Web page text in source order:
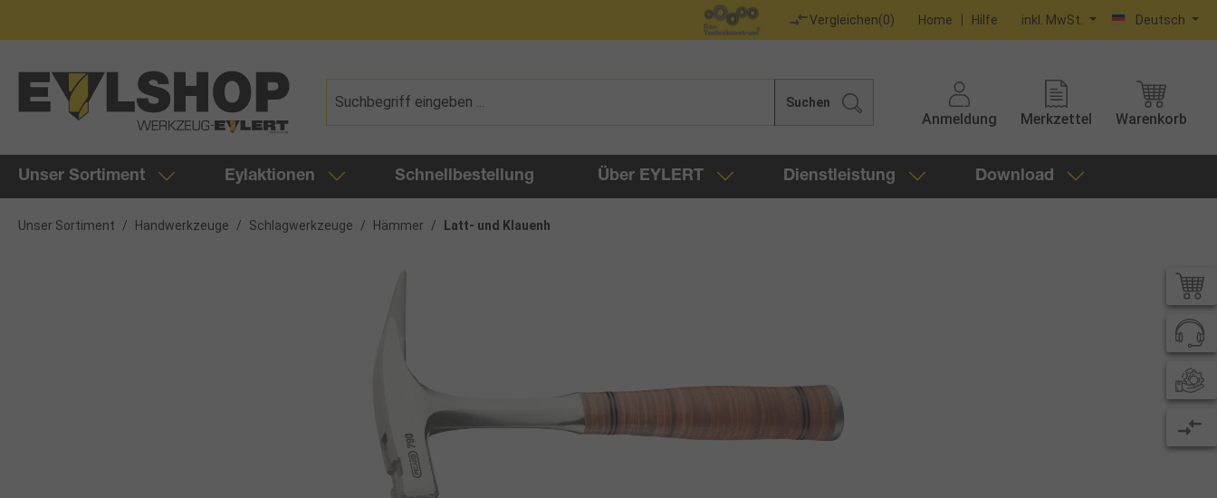
Vergleichen(0) Home Hilfe inkl. MwSt. Deutsch
Suchen
Anmeldung Merkzettel Warenkorb
Unser Sortiment Eylaktionen Schnellbestellung Über EYLERT Dienstleistung Download
Unser Sortiment / Handwerkzeuge / Schlagwerkzeuge / Hämmer / Latt- und Klauenh